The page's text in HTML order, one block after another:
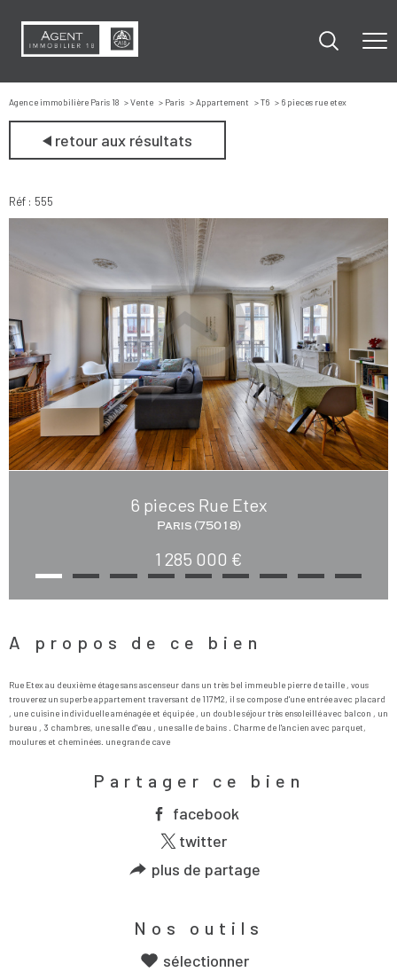
Agence immobilière Paris 18 Vente Paris Appartement T6 6 pieces rue etex
retour aux résultats
Réf : 555
6 pieces Rue Etex
Paris (75018)
1 285 000 €
A propos de ce bien
Rue Etex au deuxième étage sans ascenseur dans un très bel immeuble pierre de taille , vous
trouverez un superbe appartement traversant de 117M2, il se compose d'une entrée avec placard
, une cuisine individuelle aménagée et équipée , un double séjour très ensoleillé avec balcon , un
bureau , 3 chambres, une salle d'eau , une salle de bains . Charme de l'ancien avec parquet,
Partager ce bien
facebook
twitter
plus de partage
Nos outils
sélectionner